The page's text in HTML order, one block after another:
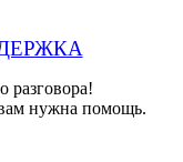
разговора!
нужна помощь.